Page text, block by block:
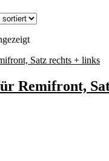
Nach
sortiert
Remifront,